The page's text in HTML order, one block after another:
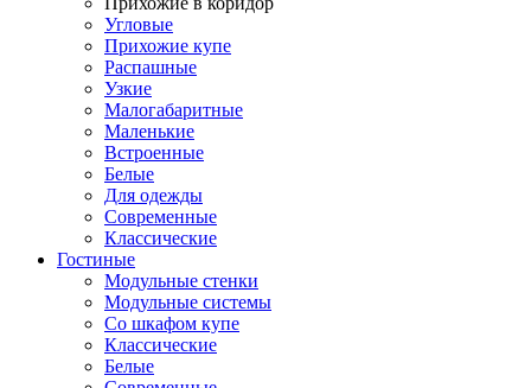
Угловые
Прихожие купе
Распашные
Узкие
Малогабаритные
Маленькие
Встроенные
Белые
Для одежды
Современные
Классические
Гостиные
Модульные стенки
Модульные системы
Со шкафом купе
Классические
Белые